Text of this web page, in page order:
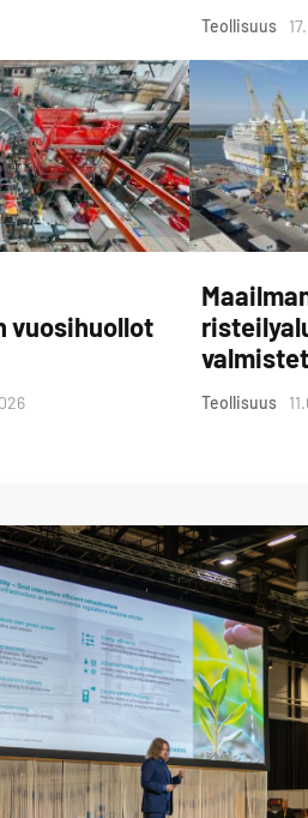
Teollisuus
vuosihuollot
Teollisuus